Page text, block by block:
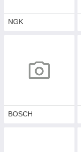
NGK
BOSCH